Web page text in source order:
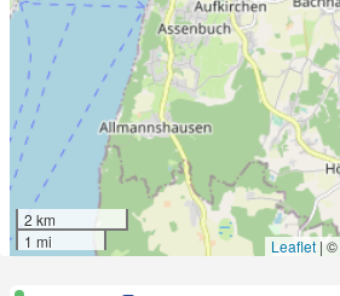
2 km
1 mi
Leaflet | ©